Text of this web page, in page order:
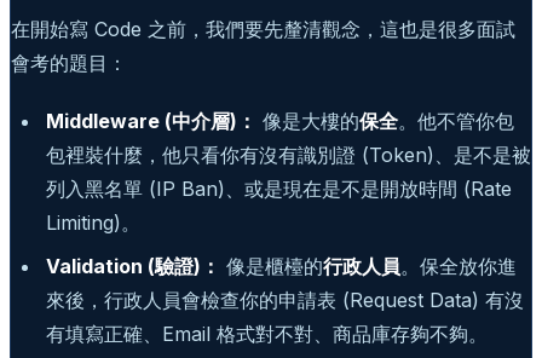
在開始寫 Code 之前，我們要先釐清觀念，這也是很多面試
會考的題目：
Middleware (中介層)： 像是大樓的保全。他不管你包
包裡裝什麼，他只看你有沒有識別證 (Token)、是不是被
列入黑名單 (IP Ban)、或是現在是不是開放時間 (Rate
Limiting)。
Validation (驗證)： 像是櫃檯的行政人員。保全放你進
來後，行政人員會檢查你的申請表 (Request Data) 有沒
有填寫正確、Email 格式對不對、商品庫存夠不夠。